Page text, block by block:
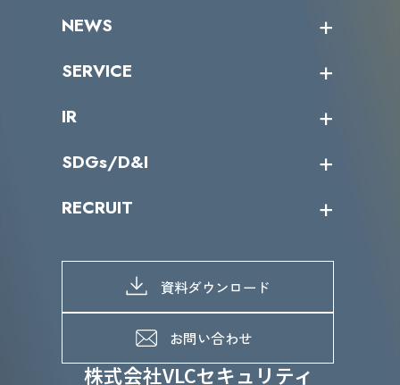
株式会社VLCセキュリティ
トップメッセージ
ミッション／ビジョン
パートナー企業一覧
NEWS
サイバーニュース
SERVICE
カテゴリー別サービス一覧
IR
IRカレンダー
IRライブラリー
よくあるご質問
SDGs/D&I
当グループのマテリアリティ
SDGs推進体制
D&Iの取り組み
RECRUIT
募集職種一覧
メッセージ
メンバーインタビュー
資料ダウンロード
お問い合わせ